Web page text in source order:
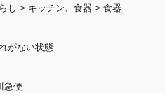
し > キッチン、食器 > 食器
がない状態
急便